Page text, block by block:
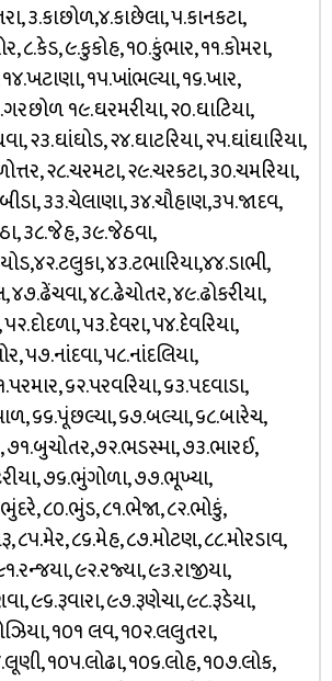
૩.કાછોળ,૪.કાછેલા, ૫.કાનકટા,
૮.કેડ, ૯.કુકોહ, ૧૦.કુંભાર, ૧૧.કોમરા,
૧૫.ખાંભલ્યા, ૧૬.ખાર,
૧૯.ઘરમરીયા, ૨૦.ઘાટિયા,
૨૩.ઘાંઘોડ, ૨૪.ઘાટરિયા, ૨૫.ઘાંઘારિયા,
૨૮.ચરમટા, ૨૯.ચરકટા, ૩૦.ચમરિયા,
૩૩.ચેલાણા, ૩૪.ચૌહાણ,૩૫.જાદવ,
૩૮.જેહ, ૩૯.જેઠવા,
૪૩.ટભારિયા,૪૪.ડાભી,
૪૭.ઢેંચવા, ૪૮.ઢેચોતર, ૪૯.ઢોકરીયા,
૫૩.દેવરા, ૫૪.દેવરિયા,
૫૭.નાંદવા, ૫૮.નાંદલિયા,
૬૨.પરવરિયા, ૬૩.પદવાડા,
૬૬.પૂંછલ્યા, ૬૭.બલ્યા, ૬૮.બારેચ,
૭૧.બુચોતર,૭૨.ભડસ્મા, ૭૩.ભારઈ,
૭૬.ભુંગોળા, ૭૭.ભૂખ્યા,
૮૦.ભુંડ, ૮૧.ભેજા, ૮૨.ભોકું,
૮૫.મેર, ૮૬.મેહ, ૮૭.મોટણ, ૮૮.મોરડાવ,
૯૨.રજ્યા, ૯૩.રાજીયા,
૯૬.રૂવારા, ૯૭.રૂણેચા, ૯૮.રૂડેયા,
૧૦૧ લવ, ૧૦૨.લલુતરા,
૧૦૫.લોઢા, ૧૦૬.લોહ, ૧૦૭.લોક,